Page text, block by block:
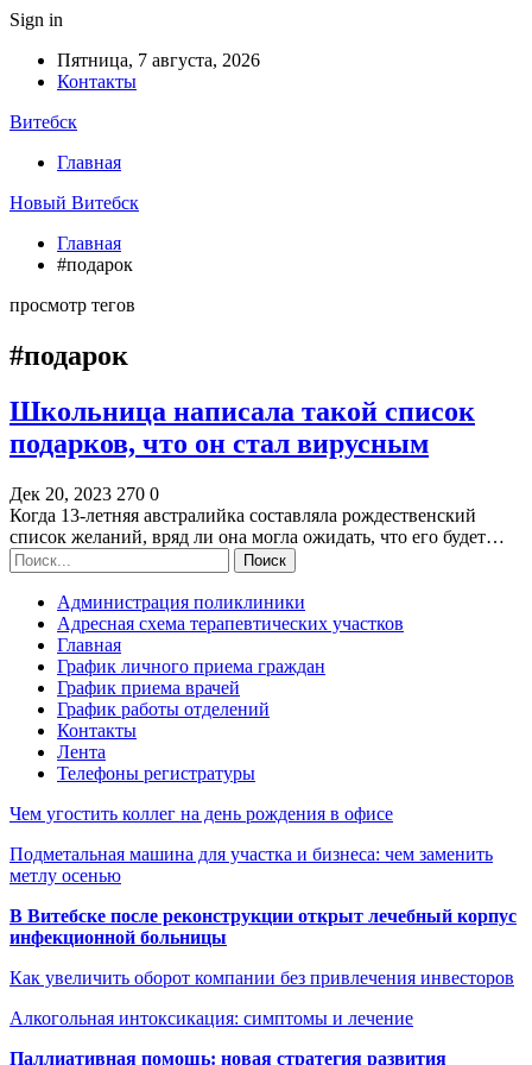
Sign in
Пятница, 7 августа, 2026
Контакты
Витебск
Главная
Новый Витебск
Главная
#подарок
просмотр тегов
#подарок
Школьница написала такой список
подарков, что он стал вирусным
Дек 20, 2023 270 0
Когда 13-летняя австралийка составляла рождественский
список желаний, вряд ли она могла ожидать, что его будет…
Администрация поликлиники
Адресная схема терапевтических участков
Главная
График личного приема граждан
График приема врачей
График работы отделений
Контакты
Лента
Телефоны регистратуры
Чем угостить коллег на день рождения в офисе
Подметальная машина для участка и бизнеса: чем заменить
метлу осенью
В Витебске после реконструкции открыт лечебный корпус
инфекционной больницы
Как увеличить оборот компании без привлечения инвесторов
Алкогольная интоксикация: симптомы и лечение
Паллиативная помощь: новая стратегия развития